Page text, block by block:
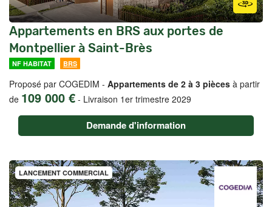
Appartements en BRS aux portes de
Montpellier à Saint-Brès
NF HABITAT BRS
Proposé par COGEDIM - Appartements de 2 à 3 pièces à partir
de 109 000 € - Livraison 1er trimestre 2029
Demande d'information
LANCEMENT COMMERCIAL